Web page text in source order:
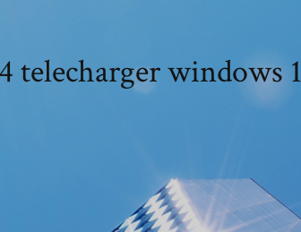
telecharger windows